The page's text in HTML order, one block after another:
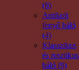
(6)
Antikolt
fenyő háló
(4)
Klasszikus
és rusztikus
háló (9)